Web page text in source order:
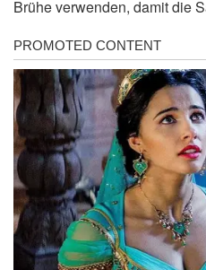
Brühe verwenden, damit die